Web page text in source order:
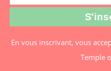
En vous inscrivant, vous
Temple